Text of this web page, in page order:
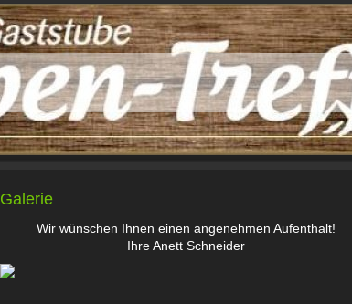
Galerie
Wir wünschen Ihnen einen angenehmen Aufenthalt!
Ihre Anett Schneider